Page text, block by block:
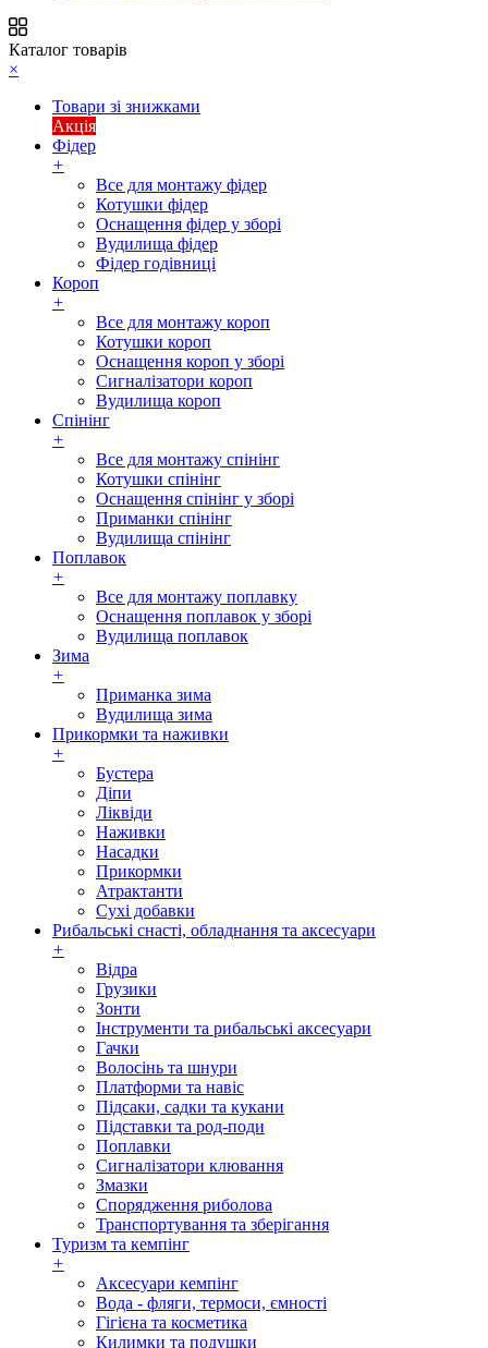
Каталог товарів
×
Товари зі знижками
Акція
Фідер
+
Все для монтажу фідер
Котушки фідер
Оснащення фідер у зборі
Вудилища фідер
Фідер годівниці
Короп
+
Все для монтажу короп
Котушки короп
Оснащення короп у зборі
Сигналізатори короп
Вудилища короп
Спінінг
+
Все для монтажу спінінг
Котушки спінінг
Оснащення спінінг у зборі
Приманки спінінг
Вудилища спінінг
Поплавок
+
Все для монтажу поплавку
Оснащення поплавок у зборі
Вудилища поплавок
Зима
+
Приманка зима
Вудилища зима
Прикормки та наживки
+
Бустера
Діпи
Ліквіди
Наживки
Насадки
Прикормки
Атрактанти
Сухі добавки
Рибальські снасті, обладнання та аксесуари
+
Відра
Грузики
Зонти
Інструменти та рибальські аксесуари
Гачки
Волосінь та шнури
Платформи та навіс
Підсаки, садки та кукани
Підставки та род-поди
Поплавки
Сигналізатори клювання
Змазки
Спорядження риболова
Транспортування та зберігання
Туризм та кемпінг
+
Аксесуари кемпінг
Вода - фляги, термоси, ємності
Гігієна та косметика
Килимки та подушки